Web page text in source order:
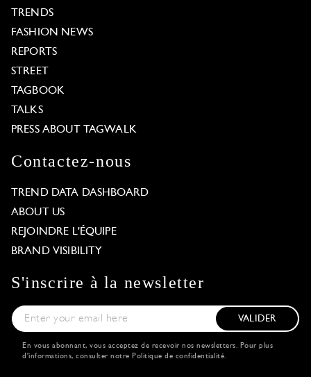
TRENDS
FASHION NEWS
REPORTS
STREET
TAGBOOK
TALKS
PRESS ABOUT TAGWALK
Contactez-nous
TREND DATA DASHBOARD
ABOUT US
REJOINDRE L'ÉQUIPE
BRAND VISIBILITY
S'inscrire à la newsletter
VALIDER
En vous abonnant, vous acceptez de recevoir nos newsletters. Pour plus
d'informations, consulter notre Politique de confidentialité.